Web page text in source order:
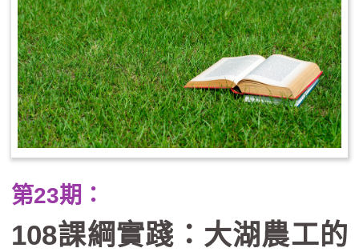
出三種課程模組，分別是帶狀式、
融入式及活動式，供學校依現況運
用參考，其中也指出戶外教育若要
順利實施，須有行政後盾、教師社
群、資源整合及家長支持等四大推
課程複雜須安排、經費繁瑣須核
銷、安全管理具風險等實務操作的
第23期：
108課綱實踐：大湖農工的